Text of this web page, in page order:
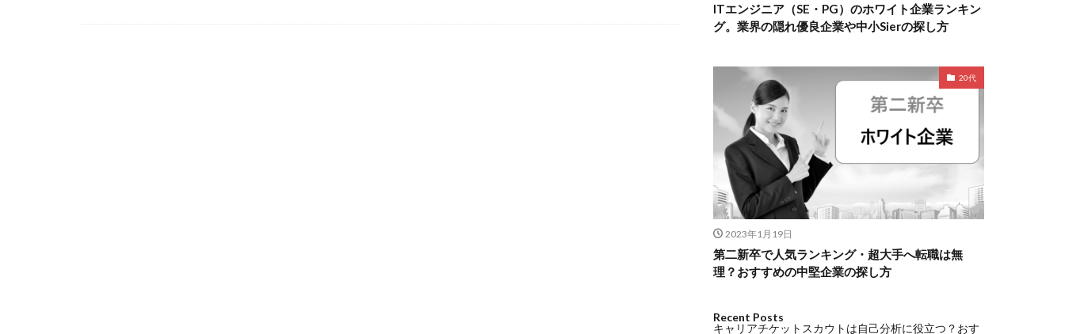
ITエンジニア（SE・PG）のホワイト企業ランキン
グ。業界の隠れ優良企業や中小Sierの探し方
20代
2023年1月19日
第二新卒で人気ランキング・超大手へ転職は無
理？おすすめの中堅企業の探し方
Recent Posts
キャリアチケットスカウトは自己分析に役立つ？おす